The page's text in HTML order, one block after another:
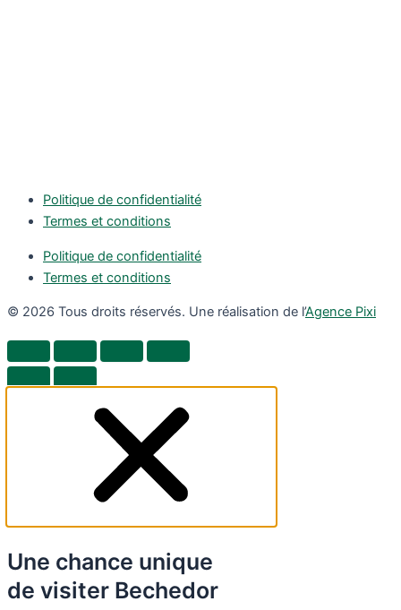
Politique de confidentialité
Termes et conditions
Politique de confidentialité
Termes et conditions
© 2026 Tous droits réservés. Une réalisation de l’Agence Pixi
Une chance unique
de visiter Bechedor